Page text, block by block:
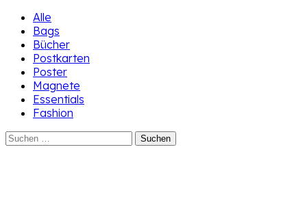
Alle
Bags
Bücher
Postkarten
Poster
Magnete
Essentials
Fashion
Suchen